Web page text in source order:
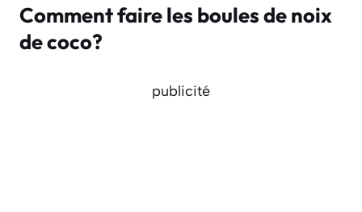
Comment faire les boules de noix
de coco?
publicité